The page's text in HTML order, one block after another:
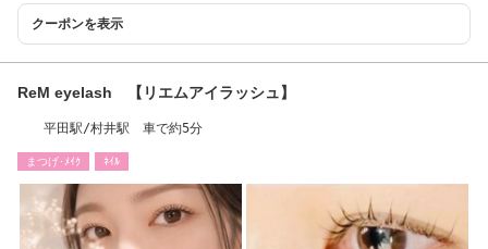
クーポンを表示
ReM eyelash 【リエムアイラッシュ】
平田駅/村井駅 車で約5分
まつげ･ﾒｲｸ ﾈｲﾙ